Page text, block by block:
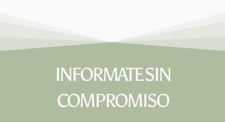
INFORMATE SIN
COMPROMISO